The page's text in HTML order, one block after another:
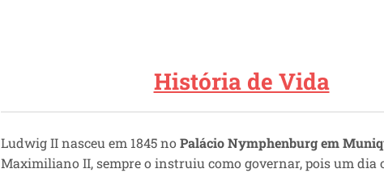
História de Vida
Ludwig II nasceu em 1845 noPalácio Nymphenburgem
Maximiliano II, sempre o instruiu como governar, pois um dia